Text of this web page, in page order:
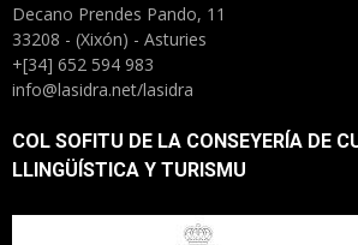
Decano Prendes Pando, 11
33208 - (Xixón) - Asturies
+[34] 652 594 983
info@lasidra.net/lasidra
COL SOFITU DE LA CONSEYERÍA DE
LLINGÜÍSTICA Y TURISMU